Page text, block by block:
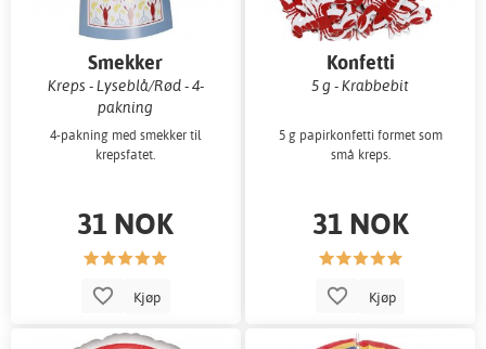
Smekker
Kreps - Lyseblå/Rød - 4-
pakning
4-pakning med smekker til
krepsfatet.
31 NOK
Kjøp
Konfetti
5 g - Krabbebit
5 g papirkonfetti formet som
små kreps.
31 NOK
Kjøp